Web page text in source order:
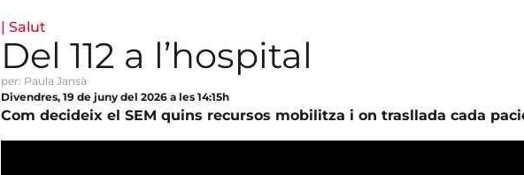
| Salut
Del 112 a l’hospital
per: Paula Jansà
Divendres, 19 de juny del 2026 a les 14:15h
Com decideix el SEM quins recursos mobilitza i on trasllada cada